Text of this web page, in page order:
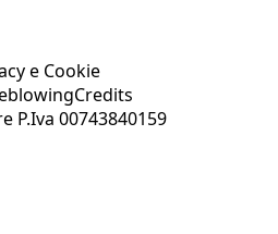
e Cookie
Credits
P.Iva 00743840159